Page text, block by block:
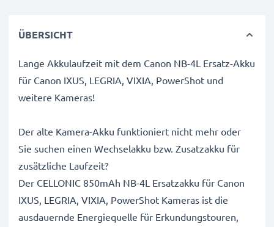
ÜBERSICHT
Lange Akkulaufzeit mit dem Canon NB-4L Ersatz-Akku
für Canon IXUS, LEGRIA, VIXIA, PowerShot und
weitere Kameras!
Der alte Kamera-Akku funktioniert nicht mehr oder
Sie suchen einen Wechselakku bzw. Zusatzakku für
zusätzliche Laufzeit?
Der CELLONIC 850mAh NB-4L Ersatzakku für Canon
IXUS, LEGRIA, VIXIA, PowerShot Kameras ist die
ausdauernde Energiequelle für Erkundungstouren,